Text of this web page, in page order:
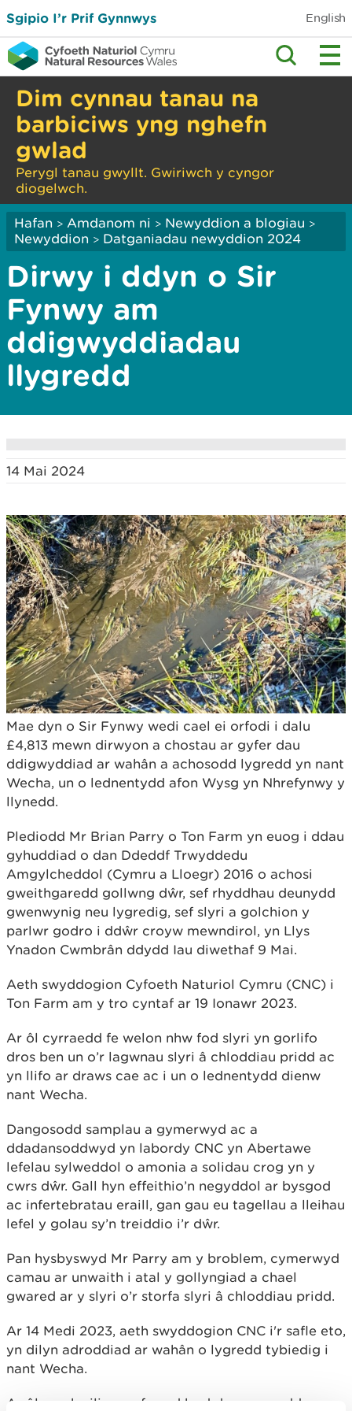
Sgipio I’r Prif Gynnwys English
Dim cynnau tanau na
barbiciws yng nghefn
gwlad
Perygl tanau gwyllt. Gwiriwch y cyngor
diogelwch.
Hafan > Amdanom ni > Newyddion a blogiau >
Newyddion > Datganiadau newyddion 2024
Dirwy i ddyn o Sir
Fynwy am
ddigwyddiadau
llygredd
14 Mai 2024
Mae dyn o Sir Fynwy wedi cael ei orfodi i dalu
£4,813 mewn dirwyon a chostau ar gyfer dau
ddigwyddiad ar wahân a achosodd lygredd yn nant
Wecha, un o lednentydd afon Wysg yn Nhrefynwy y
llynedd.
Plediodd Mr Brian Parry o Ton Farm yn euog i ddau
gyhuddiad o dan Ddeddf Trwyddedu
Amgylcheddol (Cymru a Lloegr) 2016 o achosi
gweithgaredd gollwng dŵr, sef rhyddhau deunydd
gwenwynig neu lygredig, sef slyri a golchion y
parlwr godro i ddŵr croyw mewndirol, yn Llys
Ynadon Cwmbrân ddydd Iau diwethaf 9 Mai.
Aeth swyddogion Cyfoeth Naturiol Cymru (CNC) i
Ton Farm am y tro cyntaf ar 19 Ionawr 2023.
Ar ôl cyrraedd fe welon nhw fod slyri yn gorlifo
dros ben un o’r lagwnau slyri â chloddiau pridd ac
yn llifo ar draws cae ac i un o lednentydd dienw
nant Wecha.
Dangosodd samplau a gymerwyd ac a
ddadansoddwyd yn labordy CNC yn Abertawe
lefelau sylweddol o amonia a solidau crog yn y
cwrs dŵr. Gall hyn effeithio’n negyddol ar bysgod
ac infertebratau eraill, gan gau eu tagellau a lleihau
lefel y golau sy’n treiddio i’r dŵr.
Pan hysbyswyd Mr Parry am y broblem, cymerwyd
camau ar unwaith i atal y gollyngiad a chael
gwared ar y slyri o’r storfa slyri â chloddiau pridd.
Ar 14 Medi 2023, aeth swyddogion CNC i'r safle eto,
yn dilyn adroddiad ar wahân o lygredd tybiedig i
nant Wecha.
Ar ôl ymchwilio, canfuwyd bod draen a oedd yn